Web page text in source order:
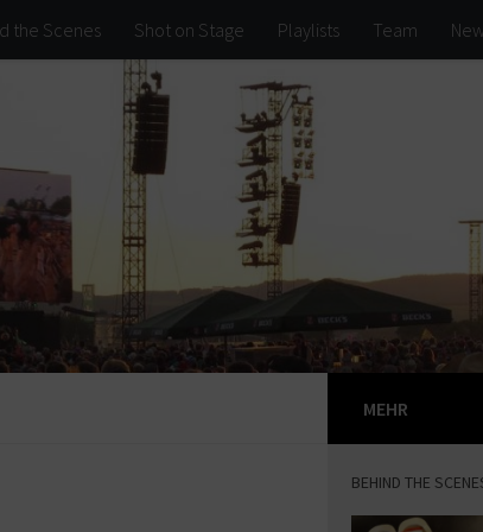
the Scenes Shot on Stage Playlists Team
MEHR
BEHIND THE